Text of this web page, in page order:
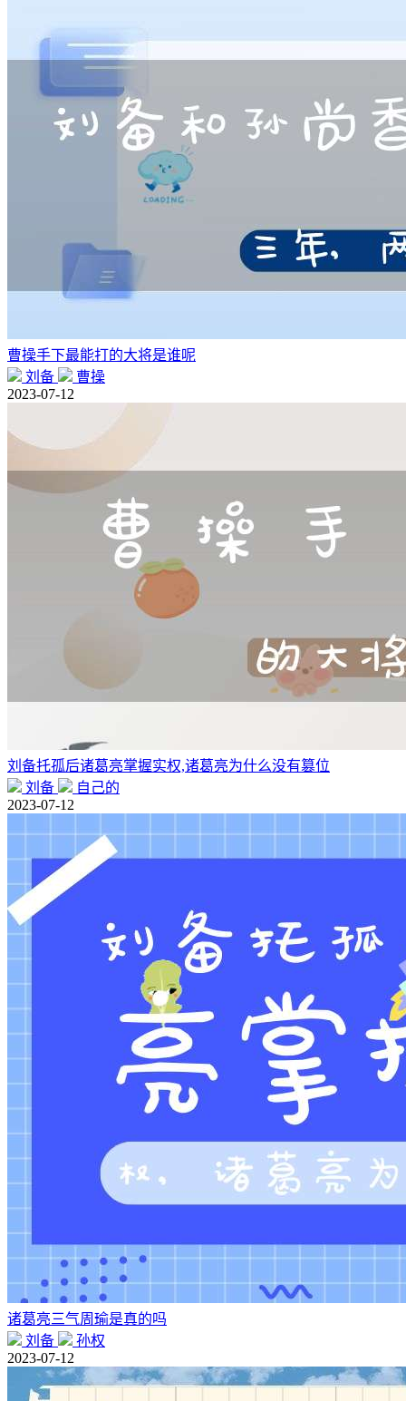
曹操手下最能打的大将是谁呢
刘备
曹操
2023-07-12
刘备托孤后诸葛亮掌握实权,诸葛亮为什么没有篡位
刘备
自己的
2023-07-12
诸葛亮三气周瑜是真的吗
刘备
孙权
2023-07-12